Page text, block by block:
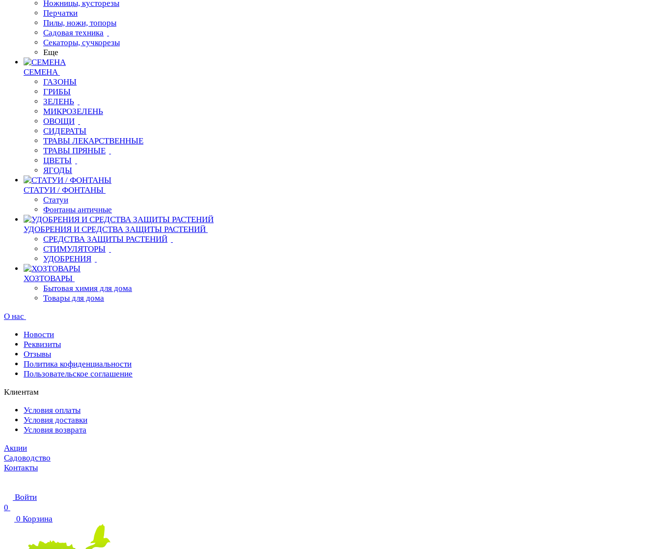
Ножницы, кусторезы
Перчатки
Пилы, ножи, топоры
Садовая техника
Секаторы, сучкорезы
Еще
СЕМЕНА
ГАЗОНЫ
ГРИБЫ
ЗЕЛЕНЬ
МИКРОЗЕЛЕНЬ
ОВОЩИ
СИДЕРАТЫ
ТРАВЫ ЛЕКАРСТВЕННЫЕ
ТРАВЫ ПРЯНЫЕ
ЦВЕТЫ
ЯГОДЫ
СТАТУИ / ФОНТАНЫ
Статуи
Фонтаны античные
УДОБРЕНИЯ И СРЕДСТВА ЗАЩИТЫ РАСТЕНИЙ
СРЕДСТВА ЗАЩИТЫ РАСТЕНИЙ
СТИМУЛЯТОРЫ
УДОБРЕНИЯ
ХОЗТОВАРЫ
Бытовая химия для дома
Товары для дома
О нас
Новости
Реквизиты
Отзывы
Политика кофиденциальности
Пользовательское соглашение
Клиентам
Условия оплаты
Условия доставки
Условия возврата
Акции
Садоводство
Контакты
Войти
0
0 Корзина